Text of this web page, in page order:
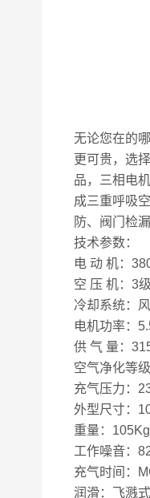
无论您在的
更可贵，选
品，三相电
成三重呼吸
防、阀门检
技术参数：
电 动 机：
空 压 机：3
冷却系统：
电机功率：
供 气 量：
空气净化等
充气压力：
外型尺寸：
重量：
工作噪音：
充气时间：
润滑：飞溅